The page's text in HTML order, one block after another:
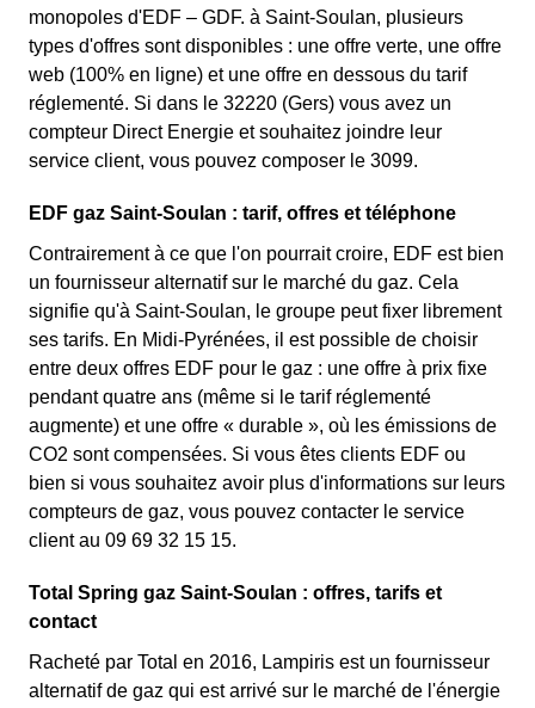
monopoles d'EDF – GDF. à Saint-Soulan, plusieurs
types d'offres sont disponibles : une offre verte, une offre
web (100% en ligne) et une offre en dessous du tarif
réglementé. Si dans le 32220 (Gers) vous avez un
compteur Direct Energie et souhaitez joindre leur
service client, vous pouvez composer le 3099.
EDF gaz Saint-Soulan : tarif, offres et téléphone
Contrairement à ce que l'on pourrait croire, EDF est bien
un fournisseur alternatif sur le marché du gaz. Cela
signifie qu'à Saint-Soulan, le groupe peut fixer librement
ses tarifs. En Midi-Pyrénées, il est possible de choisir
entre deux offres EDF pour le gaz : une offre à prix fixe
pendant quatre ans (même si le tarif réglementé
augmente) et une offre « durable », où les émissions de
CO2 sont compensées. Si vous êtes clients EDF ou
bien si vous souhaitez avoir plus d'informations sur leurs
compteurs de gaz, vous pouvez contacter le service
client au 09 69 32 15 15.
Total Spring gaz Saint-Soulan : offres, tarifs et
contact
Racheté par Total en 2016, Lampiris est un fournisseur
alternatif de gaz qui est arrivé sur le marché de l'énergie